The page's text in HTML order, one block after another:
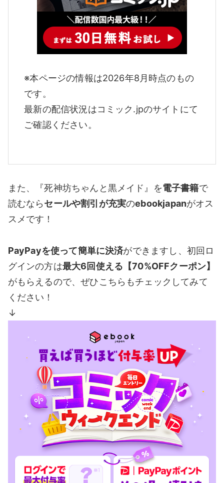
※本ページの情報は2026年8月時点のもの
です。
最新の配信状況はコミック.jpのサイトにて
ご確認ください。
また、『死神坊ちゃんと黒メイド』を電子書籍で
読むならセールや割引が充実のebookjapanがオス
スメです！
PayPayを使って簡単に決済ができますし、初回ロ
グインの方は最大6回使える【70%OFFクーポン】
がもらえるので、ぜひこちらもチェックしてみて
ください！
↓